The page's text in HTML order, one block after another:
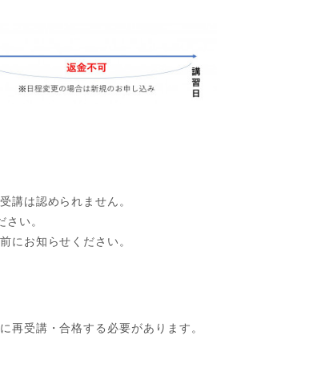
講は認められません。
さい。
にお知らせください。
再受講・合格する必要があります。